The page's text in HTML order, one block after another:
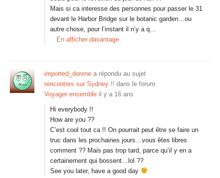
Mais si ca interesse des personnes pour passer le 31
devant le Harbor Bridge sur le botanic garden…ou
autre chose, pour l’instant il n’y a q…
En afficher davantage
imported_dorene a répondu au sujet
rencontres sur Sydney !! dans le forum
Voyager ensemble il y a 16 ans
Hi everybody !!
How are you ??
C’est cool tout ca !! On pourrait peut être se faire un
truc dans les prochaines jours…vous êtes libres
comment ?? Mais pas trop tard, parce qu’il y en a
certainement qui bossent…lol ??
See you later, have a good day